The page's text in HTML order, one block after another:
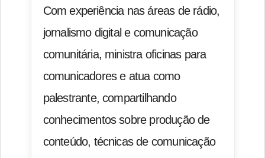
Com experiência nas áreas de rádio,
jornalismo digital e comunicação
comunitária, ministra oficinas para
comunicadores e atua como
palestrante, compartilhando
conhecimentos sobre produção de
conteúdo, técnicas de comunicação